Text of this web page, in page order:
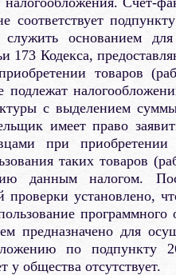
соответствует
основанием для
173 Кодекса,
товаров
подлежат
с выделением
имеет право
при
таких товаров
данным налогом.
проверки установлено,
программного
предназначено для
по подпункту
у общества отсутствует.